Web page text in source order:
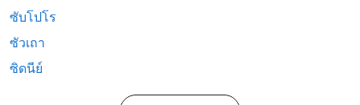
ซับโปโร
ซัวเถา
ซิดนีย์